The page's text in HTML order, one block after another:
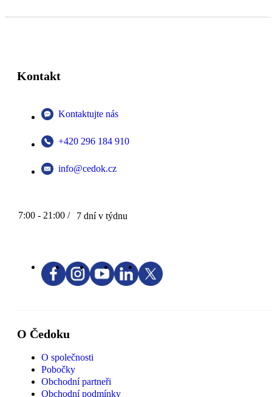
Kontakt
Kontaktujte nás
+420 296 184 910
info@cedok.cz
7:00 - 21:00 / 7 dní v týdnu
O Čedoku
O společnosti
Pobočky
Obchodní partneři
Obchodní podmínky